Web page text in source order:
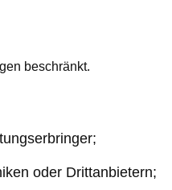
beschränkt.
oder Drittanbietern;